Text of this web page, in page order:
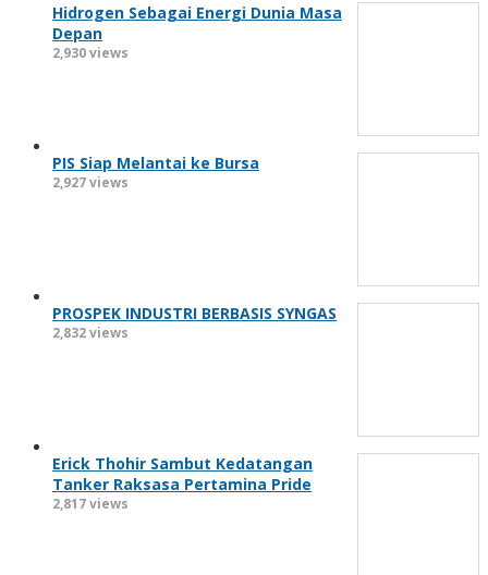
Hidrogen Sebagai Energi Dunia Masa
Depan
2,930 views
PIS Siap Melantai ke Bursa
2,927 views
PROSPEK INDUSTRI BERBASIS SYNGAS
2,832 views
Erick Thohir Sambut Kedatangan
Tanker Raksasa Pertamina Pride
2,817 views